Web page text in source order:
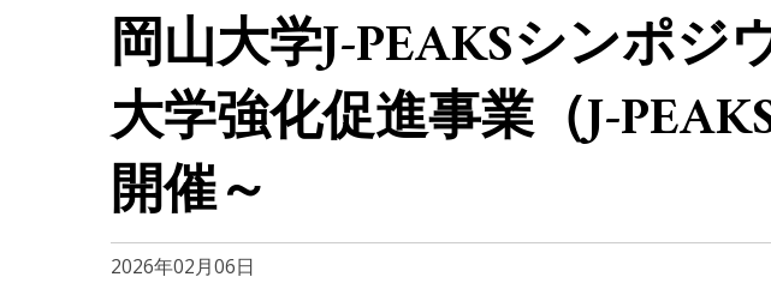
岡山大学J-PEAKSシンポ
大学強化促進事業（J-
開催～
2026年02月06日